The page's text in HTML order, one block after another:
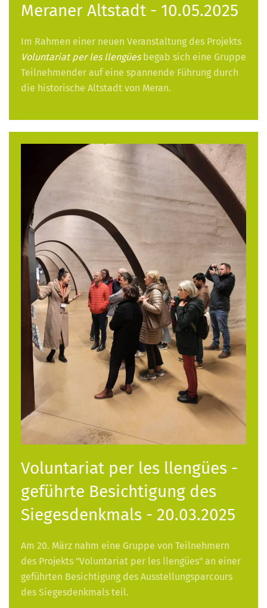
Meraner Altstadt - 10.05.2025
Im Rahmen einer neuen Veranstaltung des Projekts
Voluntariat per les llengüesbegab sich eine Gruppe
Teilnehmender auf eine spannende Führung durch
die historische Altstadt von Meran.
Voluntariat per les llengües -
geführte Besichtigung des
Siegesdenkmals - 20.03.2025
Am 20. März nahm eine Gruppe von Teilnehmern
des Projekts "Voluntariat per les llengües" an einer
geführten Besichtigung des Ausstellungsparcours
des Siegesdenkmals teil.